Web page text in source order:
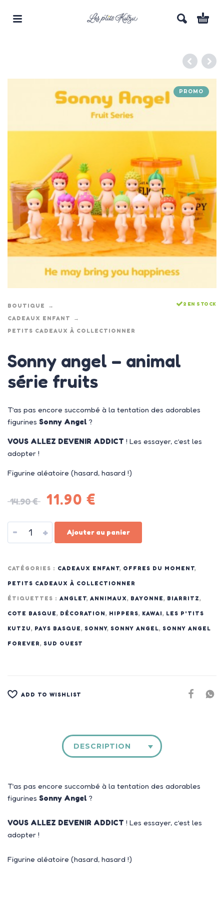
PROMO
BOUTIQUE
CADEAUX ENFANT
PETITS CADEAUX À COLLECTIONNER
2 EN STOCK
Sonny angel – animal
série fruits
T’as pas encore succombé à la tentation des adorables
figurines Sonny Angel ?
VOUS ALLEZ DEVENIR ADDICT ! Les essayer, c’est les
adopter !
Figurine aléatoire (hasard, hasard !)
14.90€ 11.90€
- + Ajouter au panier
CATÉGORIES : CADEAUX ENFANT, OFFRES DU MOMENT,
PETITS CADEAUX À COLLECTIONNER
ÉTIQUETTES : ANGLET, ANNIMAUX, BAYONNE, BIARRITZ,
COTE BASQUE, DÉCORATION, HIPPERS, KAWAI, LES P'TITS
KUTZU, PAYS BASQUE, SONNY, SONNY ANGEL, SONNY ANGEL
FOREVER, SUD OUEST
ADD TO WISHLIST
DESCRIPTION
T’as pas encore succombé à la tentation des adorables
figurines Sonny Angel ?
VOUS ALLEZ DEVENIR ADDICT ! Les essayer, c’est les
adopter !
Figurine aléatoire (hasard, hasard !)